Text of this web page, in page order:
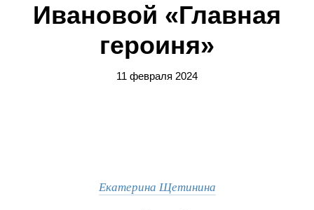
Ивановой «Главная
героиня»
11 февраля 2024
Екатерина Щетинина